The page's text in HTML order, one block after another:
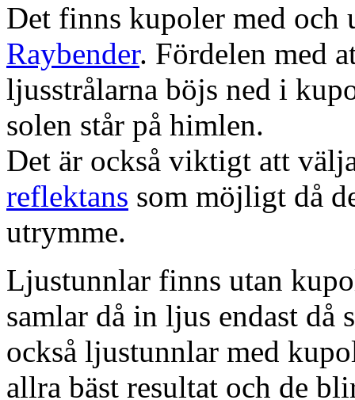
Det finns kupoler med och
Raybender. Fördelen med
ljusstrålarna böjs ned i
solen står på himlen.
Det är också viktigt att
reflektans som möjligt då
utrymme.
Ljustunnlar finns utan
samlar då in ljus endast då
också ljustunnlar med
allra bäst resultat och de